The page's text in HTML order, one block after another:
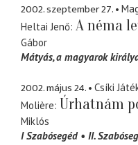
2002. szeptember 27.
Heltai Jenő A néma
Gábor
Mátyás a magyarok
2002. május 24.
Csíki
Molière Úrhatnám
Miklós
I Szabósegéd
II.